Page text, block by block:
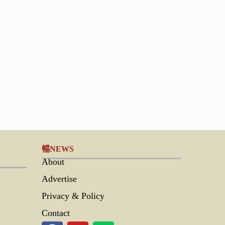
暢NEWS
About
Advertise
Privacy & Policy
Contact